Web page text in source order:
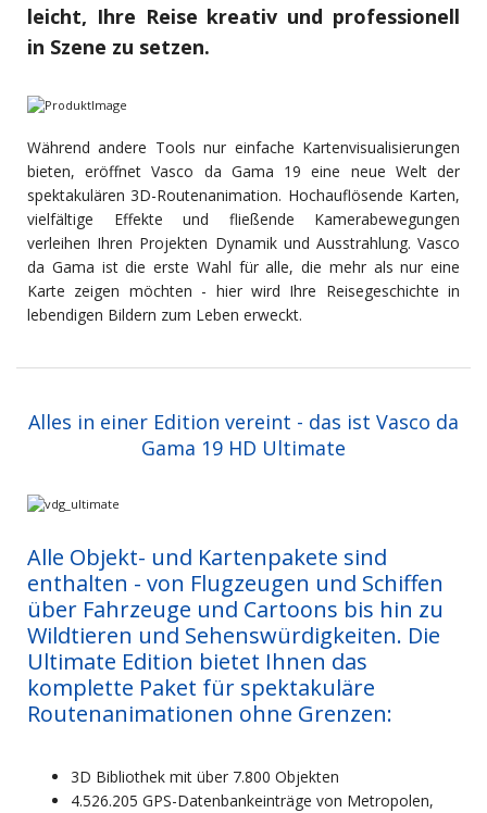
leicht, Ihre Reise kreativ und professionell
in Szene zu setzen.
Während andere Tools nur einfache Kartenvisualisierungen
bieten, eröffnet Vasco da Gama 19 eine neue Welt der
spektakulären 3D-Routenanimation. Hochauflösende Karten,
vielfältige Effekte und fließende Kamerabewegungen
verleihen Ihren Projekten Dynamik und Ausstrahlung. Vasco
da Gama ist die erste Wahl für alle, die mehr als nur eine
Karte zeigen möchten - hier wird Ihre Reisegeschichte in
lebendigen Bildern zum Leben erweckt.
Alles in einer Edition vereint - das ist Vasco da
Gama 19 HD Ultimate
Alle Objekt- und Kartenpakete sind
enthalten - von Flugzeugen und Schiffen
über Fahrzeuge und Cartoons bis hin zu
Wildtieren und Sehenswürdigkeiten. Die
Ultimate Edition bietet Ihnen das
komplette Paket für spektakuläre
Routenanimationen ohne Grenzen:
3D Bibliothek mit über 7.800 Objekten
4.526.205 GPS-Datenbankeinträge von Metropolen,